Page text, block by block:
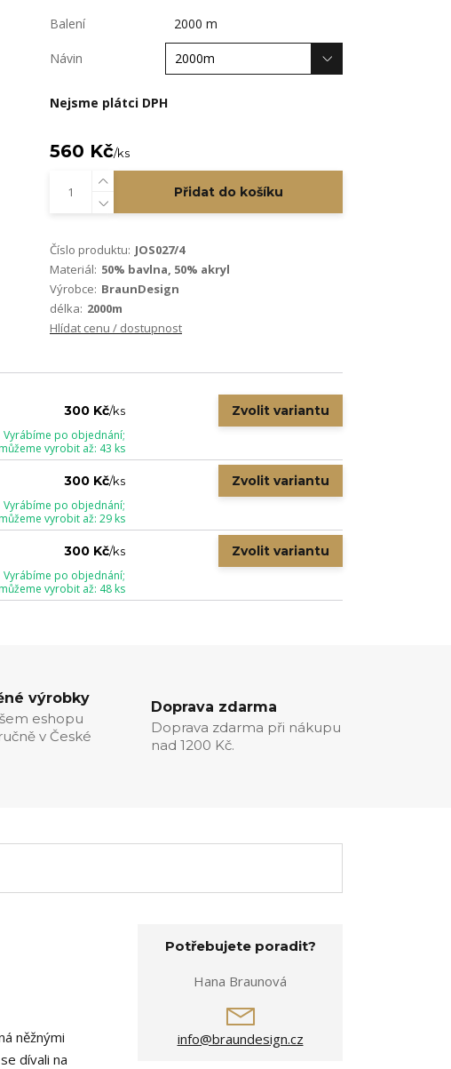
Balení
2000 m
Návin
Nejsme plátci DPH
560 Kč/ks
Přidat do košíku
Číslo produktu: JOS027/4
Materiál: 50% bavlna, 50% akryl
Výrobce: BraunDesign
délka: 2000m
Hlídat cenu / dostupnost
300 Kč/ks
Vyrábíme po objednání;
můžeme vyrobit až: 43 ks
Zvolit variantu
300 Kč/ks
Vyrábíme po objednání;
můžeme vyrobit až: 29 ks
Zvolit variantu
300 Kč/ks
Vyrábíme po objednání;
můžeme vyrobit až: 48 ks
Zvolit variantu
výrobky
eshopu
v České
Doprava zdarma
Doprava zdarma při nákupu
nad 1200 Kč.
něžnými
dívali na
Potřebujete poradit?
Hana Braunová
info@braundesign.cz